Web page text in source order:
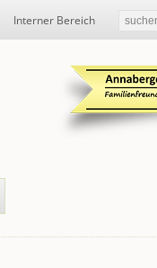
Interner Bereich